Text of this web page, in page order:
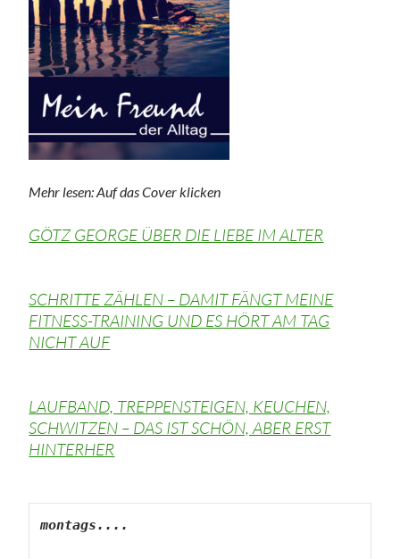
Mehr lesen: Auf das Cover klicken
GÖTZ GEORGE ÜBER DIE LIEBE IM ALTER
SCHRITTE ZÄHLEN – DAMIT FÄNGT MEINE
FITNESS-TRAINING UND ES HÖRT AM TAG
NICHT AUF
LAUFBAND, TREPPENSTEIGEN, KEUCHEN,
SCHWITZEN – DAS IST SCHÖN, ABER ERST
HINTERHER
montags....